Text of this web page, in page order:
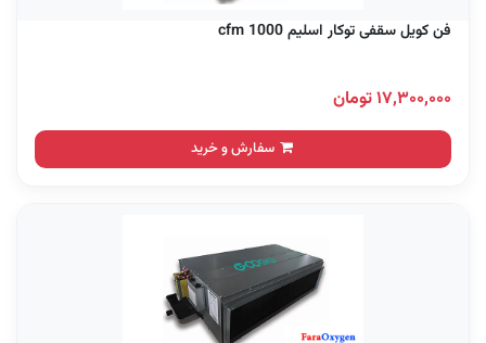
فن کویل سقفی توکار اسلیم 1000 cfm
۱۷,۳۰۰,۰۰۰ تومان
سفارش و خرید